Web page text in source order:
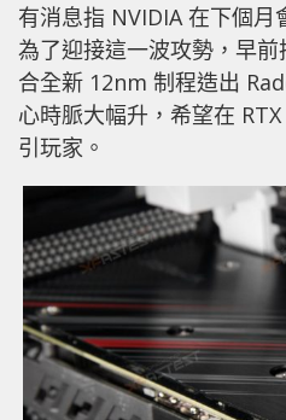
有消息指 NVIDIA 在下個月
為了迎接這一波攻勢，早
合全新 12nm 制程造出
心時脈大幅升，希望在
引玩家。